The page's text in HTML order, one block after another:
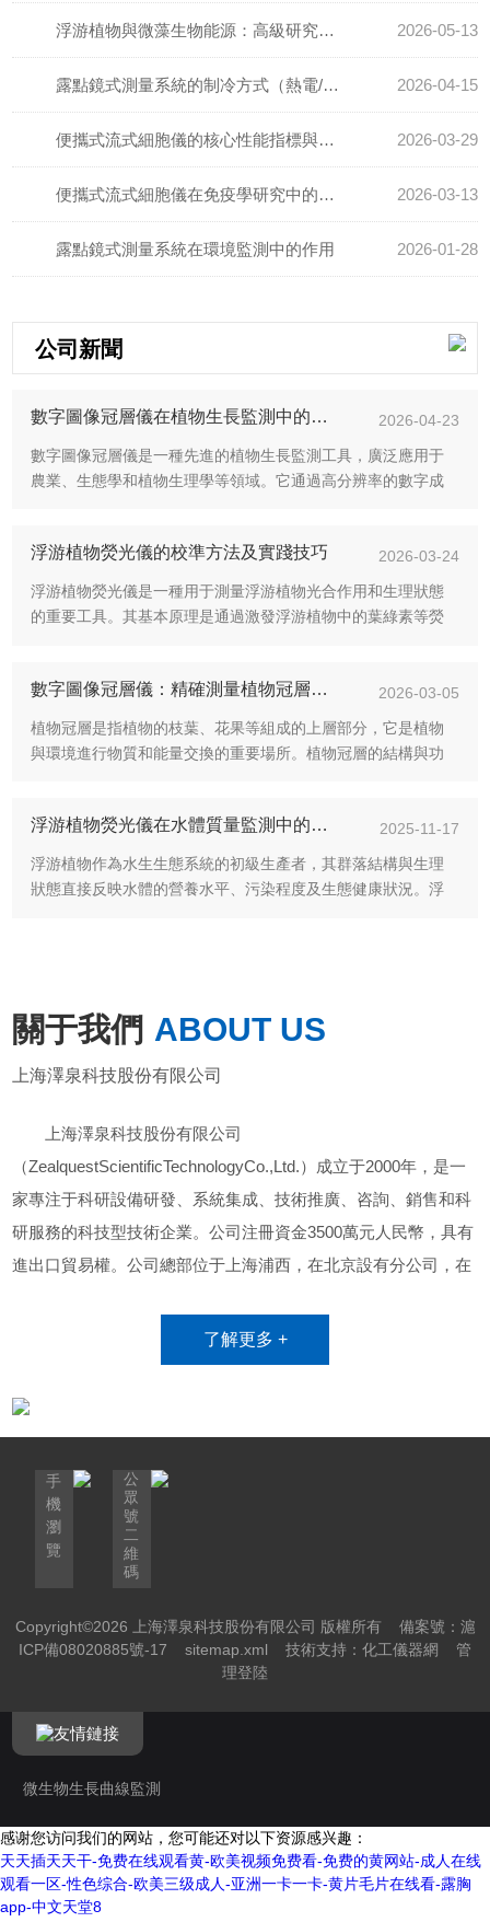
2026-05-13
浮游植物與微藻生物能源：高級研究型藻類熒光儀在生物燃料開發中的價值
2026-04-15
露點鏡式測量系統的制冷方式（熱電/液氮）選型指南
2026-03-29
便攜式流式細胞儀的核心性能指標與檢測精度優化方法
2026-03-13
便攜式流式細胞儀在免疫學研究中的前景
2026-01-28
露點鏡式測量系統在環境監測中的作用
公司新聞
數字圖像冠層儀在植物生長監測中的應用
2026-04-23
數字圖像冠層儀是一種先進的植物生長監測工具，廣泛應用于
農業、生態學和植物生理學等領域。它通過高分辨率的數字成
持。在植物生長監測中，數字...
浮游植物熒光儀的校準方法及實踐技巧
2026-03-24
浮游植物熒光儀是一種用于測量浮游植物光合作用和生理狀態
的重要工具。其基本原理是通過激發浮游植物中的葉綠素等熒
準，因此掌握其校準方法及實...
數字圖像冠層儀：精確測量植物冠層的重要工具
2026-03-05
植物冠層是指植物的枝葉、花果等組成的上層部分，它是植物
與環境進行物質和能量交換的重要場所。植物冠層的結構與功
生態學等領域具有重要意義...
浮游植物熒光儀在水體質量監測中的應用研究
2025-11-17
浮游植物作為水生生態系統的初級生產者，其群落結構與生理
狀態直接反映水體的營養水平、污染程度及生態健康狀況。浮
關于我們 ABOUT US
上海澤泉科技股份有限公司
上海澤泉科技股份有限公司
（ZealquestScientificTechnologyCo.,Ltd.）成立于2000年，是一
家專注于科研設備研發、系統集成、技術推廣、咨詢、銷售和科
研服務的科技型技術企業。公司注冊資金3500萬元人民幣，具有
進出口貿易權。公司總部位于上海浦西，在北京設有分公司，在
育背景，其中80%的技術研發、技術支持和銷售人員具有碩士和
博士學位，參加過很多國家和省部級重大科研項目，具有豐富的
科研工作經驗。公司曾獲得上海市高新技術企業、上海市普陀區
——生理生態測量與分析平臺的依托單位和上海市高新技術成果
轉化項目承擔單位。上海澤泉科技股份有限公司非常注重自主知
識產權的申報和保護，公司及...
了解更多 +
手
機
瀏
覽
公
眾
號
二
維
碼
Copyright©2026 上海澤泉科技股份有限公司 版權所有 備案號：滬
ICP備08020885號-17
sitemap.xml 技術支持： 化工儀器網
管
理登陸
友情鏈接
微生物生長曲線監測
感谢您访问我们的网站，您可能还对以下资源感兴趣：
天天插天天干-免费在线观看黄-欧美视频免费看-免费的黄网站-成人在线
观看一区-性色综合-欧美三级成人-亚洲一卡一卡-黄片毛片在线看-露胸
app-中文天堂8